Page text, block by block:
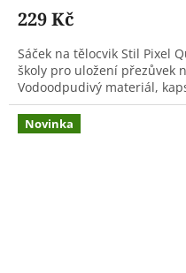
229 Kč
Sáček na tělocvik Stil Pixel
školy pro uložení přezůvek
Vodoodpudivý materiál,
Novinka